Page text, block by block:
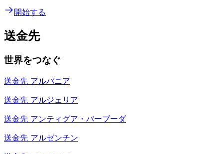
開始する
送金先
世界をつなぐ
送金先 アルバニア
送金先 アルジェリア
送金先 アンティグア・バーブーダ
送金先 アルゼンチン